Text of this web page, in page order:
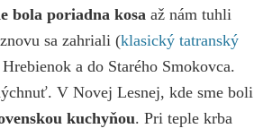
bola poriadna kosa až nám tuhli
sa zahriali (klasický tatranský
a do Starého Smokovca.
V Novej Lesnej, kde sme boli
kuchyňou. Pri teple krba